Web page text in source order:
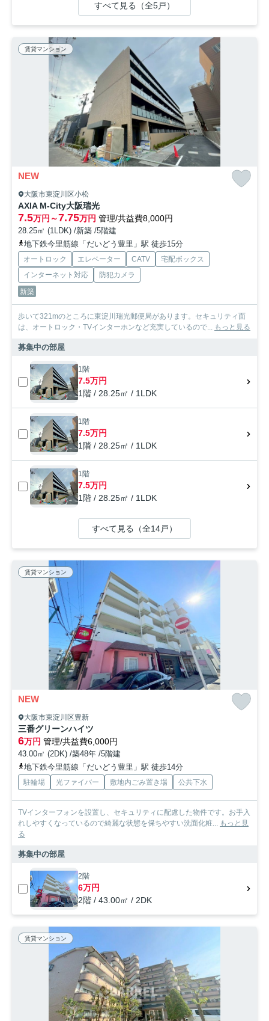
すべて見る（全5戸）
賃貸マンション
NEW
大阪市東淀川区小松
AXIA M-City大阪瑞光
7.5万円～7.75万円 管理/共益費8,000円
28.25㎡ (1LDK) /新築 /5階建
地下鉄今里筋線「だいどう豊里」駅 徒歩15分
オートロック エレベーター CATV
宅配ボックス
インターネット対応
防犯カメラ
新築
歩いて321mのところに東淀川瑞光郵便局があります。セキュリティ面
は、オートロック・TVインターホンなど充実しているので... もっと見る
募集中の部屋
1階
7.5万円
1階 / 28.25㎡ / 1LDK
1階
7.5万円
1階 / 28.25㎡ / 1LDK
1階
7.5万円
1階 / 28.25㎡ / 1LDK
すべて見る（全14戸）
賃貸マンション
NEW
大阪市東淀川区豊新
三番グリーンハイツ
6万円 管理/共益費6,000円
43.00㎡ (2DK) /築48年 /5階建
地下鉄今里筋線「だいどう豊里」駅 徒歩14分
駐輪場 光ファイバー 敷地内ごみ置き場 公共下水
TVインターフォンを設置し、セキュリティに配慮した物件です。お手入
れしやすくなっているので綺麗な状態を保ちやすい洗面化粧... もっと見
る
募集中の部屋
2階
6万円
2階 / 43.00㎡ / 2DK
賃貸マンション